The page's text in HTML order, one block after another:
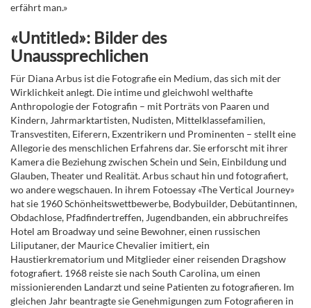
erfährt man.»
«Untitled»: Bilder des
Unaussprechlichen
Für Diana Arbus ist die Fotografie ein Medium, das sich mit der
Wirklichkeit anlegt. Die intime und gleichwohl welthafte
Anthropologie der Fotografin – mit Porträts von Paaren und
Kindern, Jahrmarktartisten, Nudisten, Mittelklassefamilien,
Transvestiten, Eiferern, Exzentrikern und Prominenten – stellt eine
Allegorie des menschlichen Erfahrens dar. Sie erforscht mit ihrer
Kamera die Beziehung zwischen Schein und Sein, Einbildung und
Glauben, Theater und Realität. Arbus schaut hin und fotografiert,
wo andere wegschauen. In ihrem Fotoessay «The Vertical Journey»
hat sie 1960 Schönheitswettbewerbe, Bodybuilder, Debütantinnen,
Obdachlose, Pfadfindertreffen, Jugendbanden, ein abbruchreifes
Hotel am Broadway und seine Bewohner, einen russischen
Liliputaner, der Maurice Chevalier imitiert, ein
Haustierkrematorium und Mitglieder einer reisenden Dragshow
fotografiert. 1968 reiste sie nach South Carolina, um einen
missionierenden Landarzt und seine Patienten zu fotografieren. Im
gleichen Jahr beantragte sie Genehmigungen zum Fotografieren in